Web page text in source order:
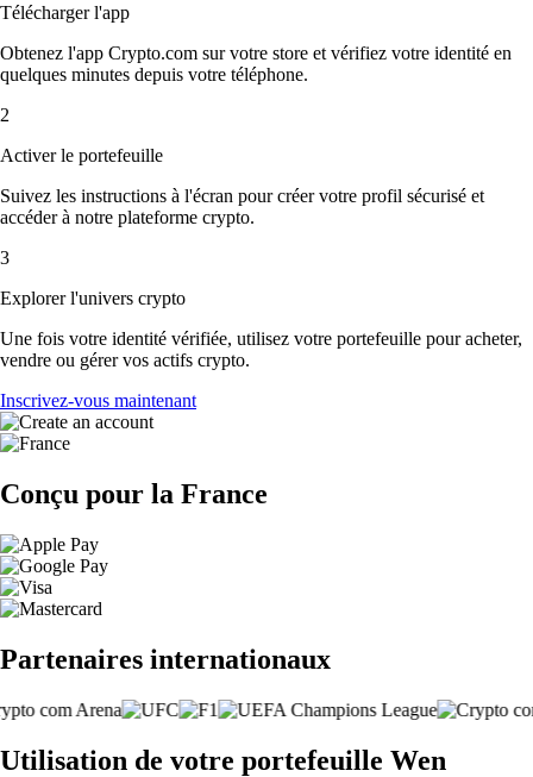
Télécharger l'app
Obtenez l'app Crypto.com sur votre store et vérifiez votre identité en
quelques minutes depuis votre téléphone.
2
Activer le portefeuille
Suivez les instructions à l'écran pour créer votre profil sécurisé et
accéder à notre plateforme crypto.
3
Explorer l'univers crypto
Une fois votre identité vérifiée, utilisez votre portefeuille pour acheter,
vendre ou gérer vos actifs crypto.
Inscrivez-vous maintenant
Conçu pour la France
Partenaires internationaux
Utilisation de votre portefeuille Wen